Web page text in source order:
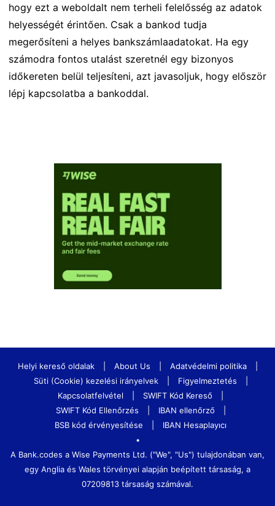
hogy ezt a weboldalt nem terheli felelősség az adatok
helyességét érintően. Csak a bankod tudja
megerősíteni a helyes bankszámlaadatokat. Ha egy
számodra fontos utalást szeretnél egy bizonyos
időkereten belül teljesíteni, azt javasoljuk, hogy először
lépj kapcsolatba a bankoddal.
Helyi kereső oldalak About Us Adatvédelmi politika
Süti (Cookie) kezelési irányelvek
Figyelmeztetés
Kapcsolatfelvétel
SWIFT Kód Kereső
SWIFT Kód Ellenőrzés
IBAN ellenőrző
BSB kód érvényesítése
IBAN Hesaplayıcı
•
A Bank.codes a Wise Payments Ltd. ("We", "Us") tulajdonában van,
egy Anglia és Wales törvényei alapján beépített társaság, a
07209813 társaság számával.